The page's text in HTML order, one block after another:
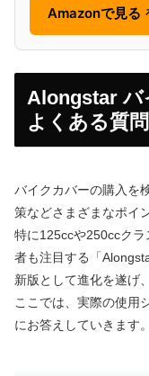
Amazonで見る
Alongstar バ
よくある質問
バイクカバーの購入を
策などさまざまなポイ
特に125ccや250ccク
者も注目する「
新版として進化を遂げ
ここでは、実際の使用
にお答えしていきます。